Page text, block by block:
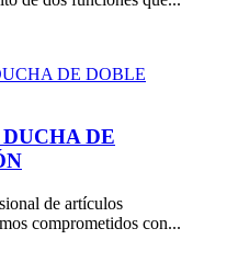
DE
de artículos
comprometidos con...